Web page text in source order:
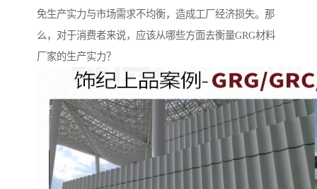
免生产实力与市场需求不均衡，造成工厂经济损失。那
么，对于消费者来说，应该从哪些方面去衡量GRG材料
厂家的生产实力？